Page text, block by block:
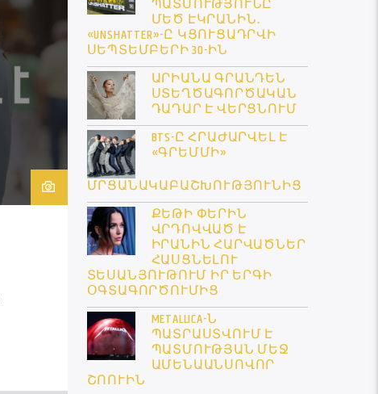
ՊԱՏՄՈՒԹՅՈՒՆԸ՝
ՄԵԾ ԷԿՐԱՆԻՆ․
«UNSHATTER»-Ը ԿՑՈՒՑԱԴՐՎԻ
ՍԵՊՏԵՄԲԵՐԻ 30-ԻՆ
ԱՐԻԱՆԱ ԳՐԱՆԴԵՆ
ՍՏԵՂԾԱԳՈՐԾԱԿԱՆ
ԴԱԴԱՐ Է ՎԵՐՑՆՈՒՄ
BTS-Ը ՀՐԱԺԱՐՎԵԼ Է
«ԳՐԵՄՄԻ»
ՄՐՑԱՆԱԿԱԲԱՇԽՈՒԹՅՈՒՆԻՑ
ՔԵԹԻ ՓԵՐԻՆ
ՎՐԴՈՎՎԱԾ Է
ԻՐԱՆԻՆ ՀԱՐՎԱԾՆԵՐ
ՀԱՍՑՆԵԼՈՒ
ՏԵՍԱՆՅՈՒԹՈՒՄ ԻՐ ԵՐԳԻ
ՕԳՏԱԳՈՐԾՈՒՄԻՑ
METALLICA-Ն
ՊԱՏՐԱՍՏՎՈՒՄ Է
ՊԱՏՄՈՒԹՅԱՆ ՄԵՋ
ԱՄԵՆԱԱՆՍՈՎՈՐ
ՇՈՈՒԻՆ